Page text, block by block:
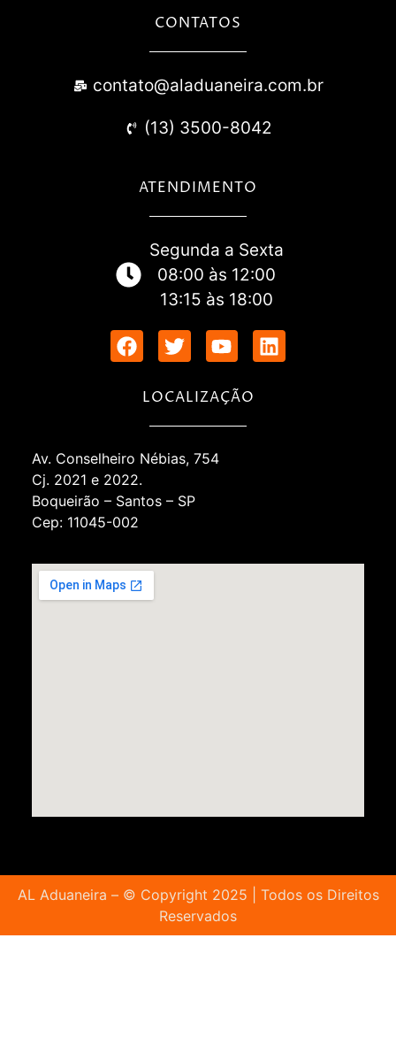
CONTATOS
contato@aladuaneira.com.br
(13) 3500-8042
ATENDIMENTO
Segunda a Sexta
08:00 às 12:00
13:15 às 18:00
LOCALIZAÇÃO
Av. Conselheiro Nébias, 754
Cj. 2021 e 2022.
Boqueirão – Santos – SP
Cep: 11045-002
AL Aduaneira – © Copyright 2025 | Todos os Direitos
Reservados